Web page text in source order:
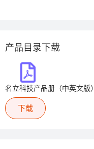
产品目录下载
名立科技产品册（中英文版）
下载